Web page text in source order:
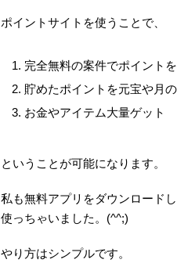
ポイントサイトを使うことで、
完全無料の案件でポイント
貯めたポイントを元宝や月
お金やアイテム大量ゲット
ということが可能になります。
私も無料アプリをダウンロード
使っちゃいました。(^^;)
やり方はシンプルです。